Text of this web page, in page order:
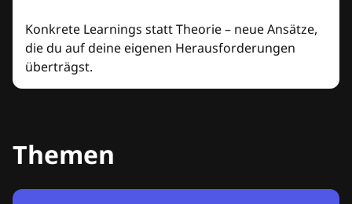
Konkrete Learnings statt Theorie – neue Ansätze,
die du auf deine eigenen Herausforderungen
überträgst.
Themen